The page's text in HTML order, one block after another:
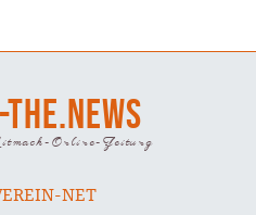
Online-Zeitung
NET